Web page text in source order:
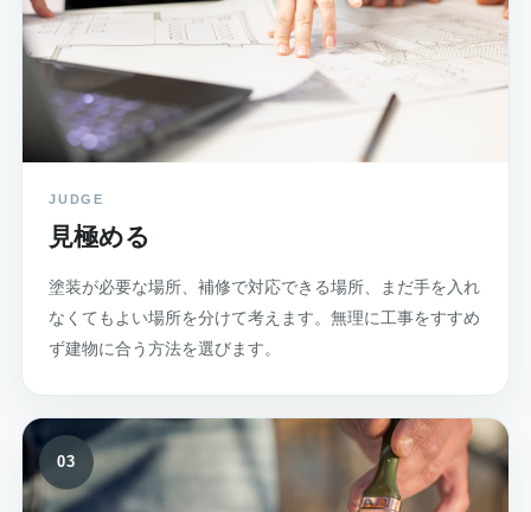
JUDGE
見極める
塗装が必要な場所、補修で対応できる場所、まだ手を入れ
なくてもよい場所を分けて考えます。無理に工事をすすめ
ず建物に合う方法を選びます。
03